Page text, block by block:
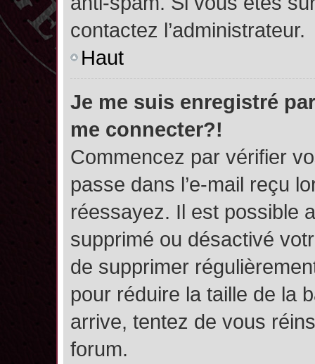
contactez l’administrateur.
Haut
Je me suis enregistré
me connecter?!
Commencez par vérifier
passe dans l’e-mail reçu
réessayez. Il est possible
supprimé ou désactivé
de supprimer
pour réduire la taille de la
arrive, tentez de vous
forum.